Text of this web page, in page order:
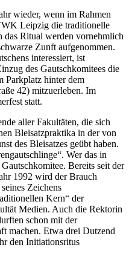
wieder, wenn im Rahmen
Leipzig die traditionelle
das Ritual werden vornehmlich
Zunft aufgenommen.
interessiert, ist
des Gautschkomitees die
Parkplatz hinter dem
42) mitzuerleben. Im
statt.
aller Fakultäten, die sich
Bleisatzpraktika in der von
des Bleisatzes geübt haben.
Wer das in
Bereits seit der
1992 wird der Brauch
Zeichens
Kern“ der
Medien. Auch die Rektorin
schon mit der
machen. Etwa drei Dutzend
den Initiationsritus